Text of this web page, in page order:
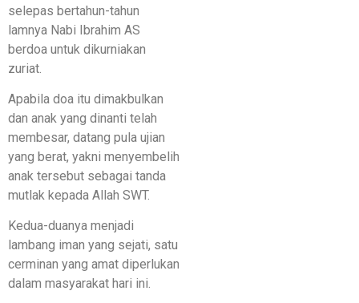
selepas bertahun-tahun
lamnya Nabi Ibrahim AS
berdoa untuk dikurniakan
zuriat.
Apabila doa itu dimakbulkan
dan anak yang dinanti telah
membesar, datang pula ujian
yang berat, yakni menyembelih
anak tersebut sebagai tanda
mutlak kepada Allah SWT.
Kedua-duanya menjadi
lambang iman yang sejati, satu
cerminan yang amat diperlukan
dalam masyarakat hari ini.